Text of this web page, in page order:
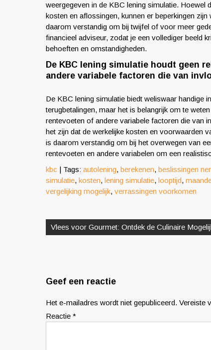
weergegeven in de KBC lening simulatie. Hoewel
kosten en aflossingen, kunnen er beperkingen
daarom verstandig om bij twijfel of voor meer
financieel adviseur, zodat je een vollediger beeld
behoeften en omstandigheden.
De KBC lening simulatie houdt geen
andere variabele factoren die van
De KBC lening simulatie biedt weliswaar handige
terugbetalingen, maar het is belangrijk om te
rentevoeten of andere variabele factoren die van
het zijn dat de werkelijke kosten en voorwaarden
is daarom verstandig om bij het overwegen van
rentevoeten en andere variabelen om een
kbc | Tags: autolening, berekenen, beslissingen
simulatie, kosten, lening simulatie, looptijd,
vergelijking mogelijk, verrassingen voorkomen
Vlees voor Gourmet: Ontdek de Culinaire
Geef een reactie
Het e-mailadres wordt niet gepubliceerd. Vereiste
Reactie *